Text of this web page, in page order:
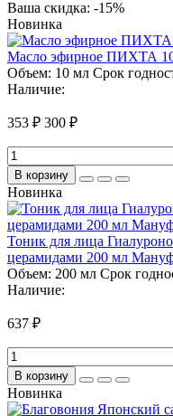
Ваша скидка: -15%
Новинка
Масло эфирное ПИХТА
Объем: 10 мл Срок
Наличие:
353 ₽ 300 ₽
В корзину
Новинка
Тоник для лица
церамидами 200 мл
Объем: 200 мл Срок
Наличие:
637 ₽
В корзину
Новинка